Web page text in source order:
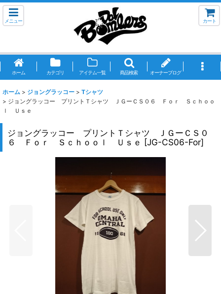
メニュー カート
ホーム カテゴリ アイテム一覧 商品検索 オーナーブログ
ホーム > ジョングラッコー > Tシャツ
> ジョングラッコー プリントＴシャツ ＪＧーＣＳ０６ Ｆｏｒ Ｓｃｈｏｏ
ｌ Ｕｓｅ
ジョングラッコー プリントＴシャツ ＪＧーＣＳ０
６ Ｆｏｒ Ｓｃｈｏｏｌ Ｕｓｅ [JG-CS06-For]